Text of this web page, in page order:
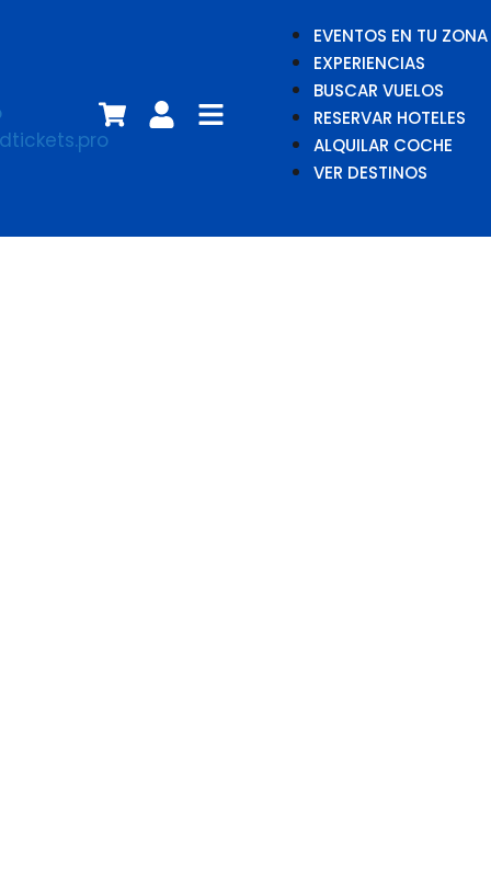
EVENTOS EN TU ZONA
EXPERIENCIAS
BUSCAR VUELOS
RESERVAR HOTELES
ALQUILAR COCHE
VER DESTINOS